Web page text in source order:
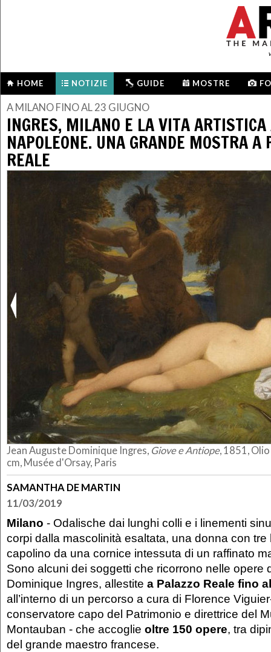
HOME NOTIZIE GUIDE MOSTRE
A MILANO FINO AL 23 GIUGNO
INGRES, MILANO E LA VITA
NAPOLEONE. UNA GRANDE MOSTRA A
REALE
Jean Auguste Dominique Ingres, Giove e Antiope, 1851,
cm, Musée d'Orsay, Paris
SAMANTHA DE MARTIN
11/03/2019
Milano - Odalische dai lunghi colli e i linementi
corpi dalla mascolinità esaltata, una donna con tre
capolino da una cornice intessuta di un raffinato
Sono alcuni dei soggetti che ricorrono nelle opere
Dominique Ingres, allestite a Palazzo Reale fino
all’interno di un percorso a cura di Florence
conservatore capo del Patrimonio e direttrice del
Montauban - che accoglie oltre 150 opere, tra
del grande maestro francese.